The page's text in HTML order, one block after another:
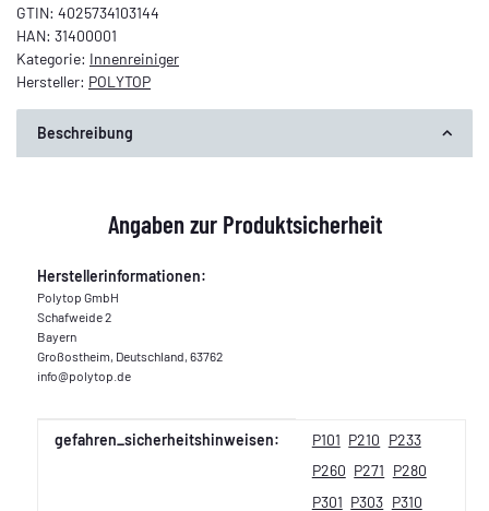
GTIN: 4025734103144
HAN: 31400001
Kategorie: Innenreiniger
Hersteller: POLYTOP
Beschreibung
Angaben zur Produktsicherheit
Herstellerinformationen:
Polytop GmbH
Schafweide 2
Bayern
Großostheim, Deutschland, 63762
info@polytop.de
Produkteigenschaft
Wert
gefahren_sicherheitshinweisen: P101 P210 P233
P260 P271 P280
P301 P303 P310